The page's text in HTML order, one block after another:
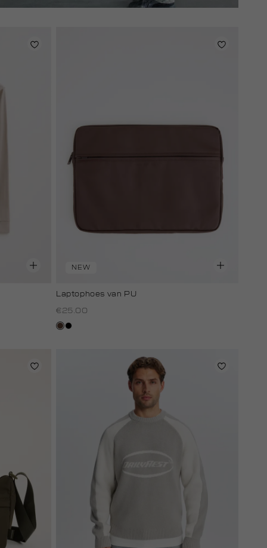
NEW
Laptophoes van PU
€25.00
donkerbruin
zwart